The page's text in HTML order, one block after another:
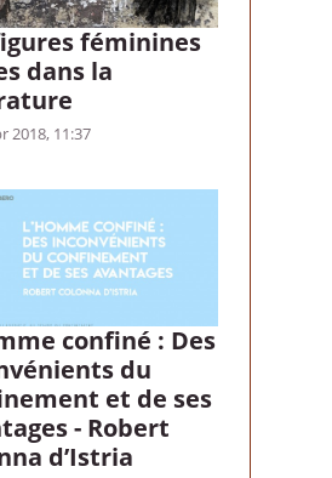
féminines
dans la
2018, 11:37
confiné : Des
du
et de ses
- Robert
d’Istria